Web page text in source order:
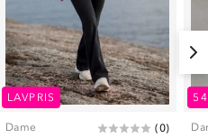
LAVPRIS
Dame (0)